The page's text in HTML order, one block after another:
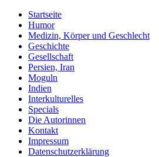
Startseite
Humor
Medizin, Körper und Geschlecht
Geschichte
Gesellschaft
Persien, Iran
Moguln
Indien
Interkulturelles
Specials
Die Autorinnen
Kontakt
Impressum
Datenschutzerklärung